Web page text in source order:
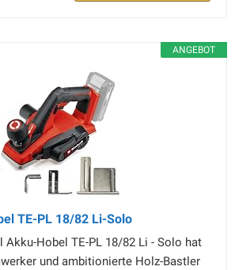
ANGEBOT
TE-PL 18/82 Li-Solo
Akku-Hobel TE-PL 18/82 Li - Solo hat
und ambitionierte Holz-Bastler